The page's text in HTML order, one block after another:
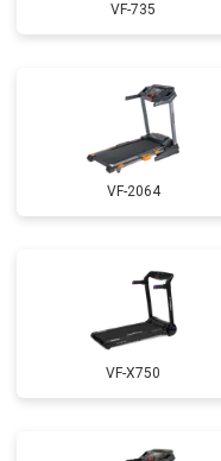
VF-735
VF-2064
VF-X750